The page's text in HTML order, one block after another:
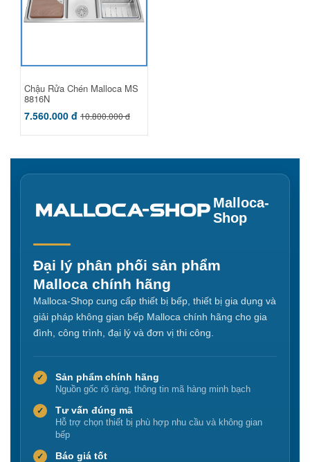
Chậu Rửa Chén Malloca MS
8816N
7.560.000 đ 10.800.000 đ
Malloca-
Shop
Đại lý phân phối sản phẩm
Malloca chính hãng
Malloca-Shop cung cấp thiết bị bếp, thiết bị gia dụng và
giải pháp không gian bếp Malloca chính hãng cho gia
đình, công trình, đại lý và đơn vị thi công.
✓ Sản phẩm chính hãng
Nguồn gốc rõ ràng, thông tin mã hàng minh bạch
✓ Tư vấn đúng mã
Hỗ trợ chọn thiết bị phù hợp nhu cầu và không gian
bếp
✓ Báo giá tốt